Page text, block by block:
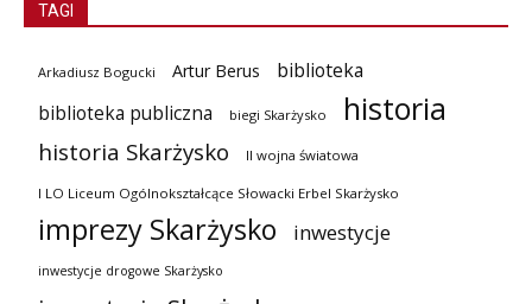
TAGI
Arkadiusz Bogucki Artur Berus
biblioteka
biblioteka publiczna
biegi Skarżysko historia
historia Skarżysko II wojna światowa
I LO Liceum Ogólnokształcące Słowacki Erbel Skarżysko
imprezy Skarżysko inwestycje
inwestycje drogowe Skarżysko